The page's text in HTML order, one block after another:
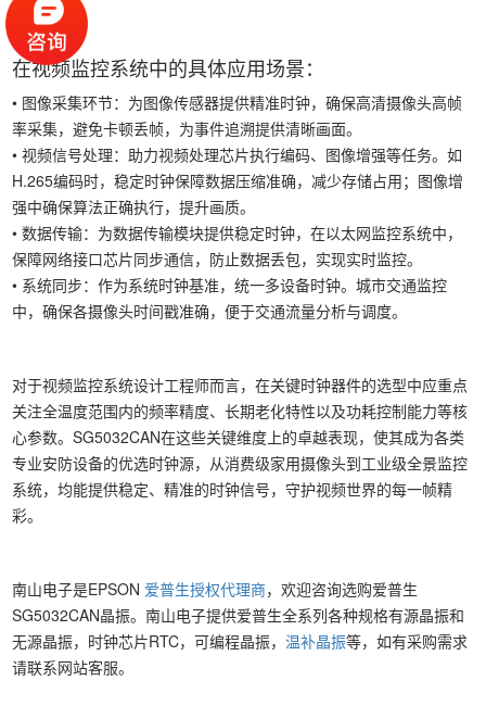
在视频监控系统中的具体应用场景：
• 图像采集环节：为图像传感器提供精准时钟，确保高清摄像头高帧
率采集，避免卡顿丢帧，为事件追溯提供清晰画面。
• 视频信号处理：助力视频处理芯片执行编码、图像增强等任务。如
H.265编码时，稳定时钟保障数据压缩准确，减少存储占用；图像增
强中确保算法正确执行，提升画质。
• 数据传输：为数据传输模块提供稳定时钟，在以太网监控系统中，
保障网络接口芯片同步通信，防止数据丢包，实现实时监控。
• 系统同步：作为系统时钟基准，统一多设备时钟。城市交通监控
中，确保各摄像头时间戳准确，便于交通流量分析与调度。
对于视频监控系统设计工程师而言，在关键时钟器件的选型中应重点
关注全温度范围内的频率精度、长期老化特性以及功耗控制能力等核
心参数。SG5032CAN在这些关键维度上的卓越表现，使其成为各类
专业安防设备的优选时钟源，从消费级家用摄像头到工业级全景监控
系统，均能提供稳定、精准的时钟信号，守护视频世界的每一帧精
彩。
南山电子是EPSON 爱普生授权代理商，欢迎咨询选购爱普生
SG5032CAN晶振。南山电子提供爱普生全系列各种规格有源晶振和
无源晶振，时钟芯片RTC，可编程晶振，温补晶振等，如有采购需求
请联系网站客服。